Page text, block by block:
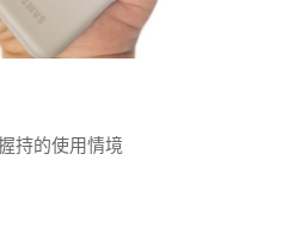
持的使用情境